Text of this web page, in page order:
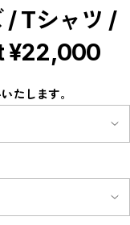
/ Tシャツ /
¥22,000
たします。